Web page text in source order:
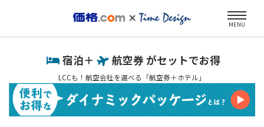
MENU
宿泊＋ 航空券 がセットでお得
LCCも！航空会社を選べる「航空券＋ホテル」